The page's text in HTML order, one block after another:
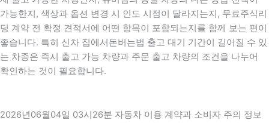
가능한지, 색상과 옵션 변경 시 인도 시점이 달라지는지, 무료주식리
딩 계약 전 확정 견적서에 어떤 항목이 포함되는지를 함께 보는 편이
좋습니다. 특히 신차 집에서돈버는법 출고 대기 기간이 길어질 수 있
는 차종은 즉시 출고 가능 차량과 주문 출고 차량의 조건을 나누어
확인하는 것이 필요합니다.
2026년06월04일 03시26분 자동차 이용 계약과 소비자 주의 정보